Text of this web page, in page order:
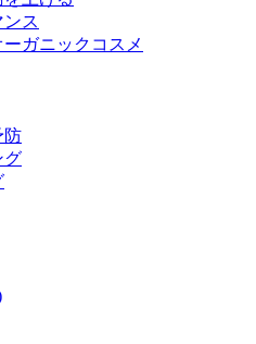
ス
ガニックコスメ
防
グ